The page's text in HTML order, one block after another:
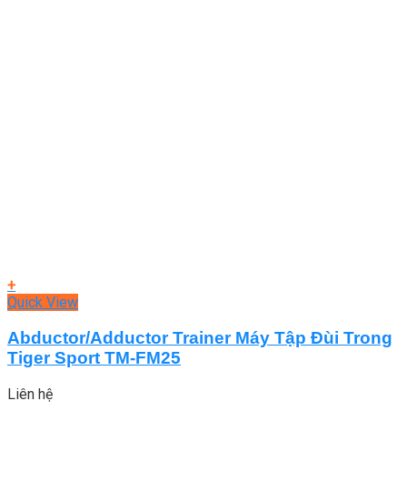
+
Quick View
Abductor/Adductor Trainer Máy Tập Đùi Trong
Tiger Sport TM-FM25
Liên hệ